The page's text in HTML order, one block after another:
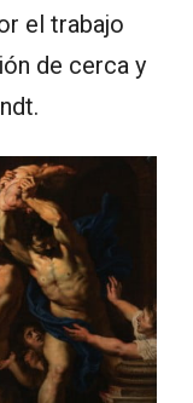
el trabajo
de cerca y